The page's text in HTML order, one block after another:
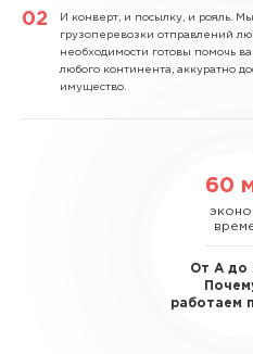
И конверт, и посылку, и рояль. Мы
грузоперевозки отправлений
необходимости готовы помочь
любого континента, аккуратно
имущество.
60
От А до
работаем